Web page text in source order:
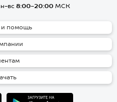
вс 8:00-20:00 МСК
и помощь